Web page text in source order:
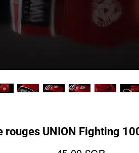
rouges UNION Fighting